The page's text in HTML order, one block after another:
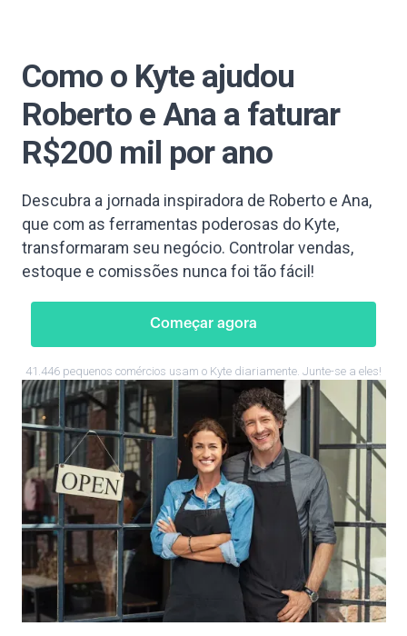
Como o Kyte ajudou
Roberto e Ana a faturar
R$200 mil por ano
Descubra a jornada inspiradora de Roberto e Ana,
que com as ferramentas poderosas do Kyte,
transformaram seu negócio. Controlar vendas,
estoque e comissões nunca foi tão fácil!
Começar agora
41.446 pequenos comércios usam o Kyte diariamente. Junte-se a eles!